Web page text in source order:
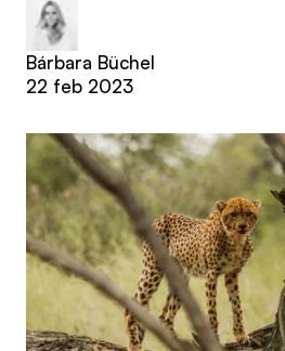
Bárbara Büchel
22 feb 2023